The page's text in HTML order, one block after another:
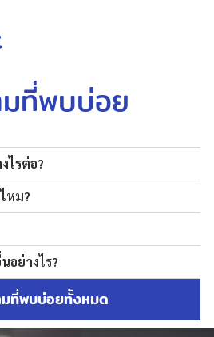
มที่พบบ่อย
ไรต่อ?
หม?
ย่างไร?
ที่พบบ่อยทั้งหมด